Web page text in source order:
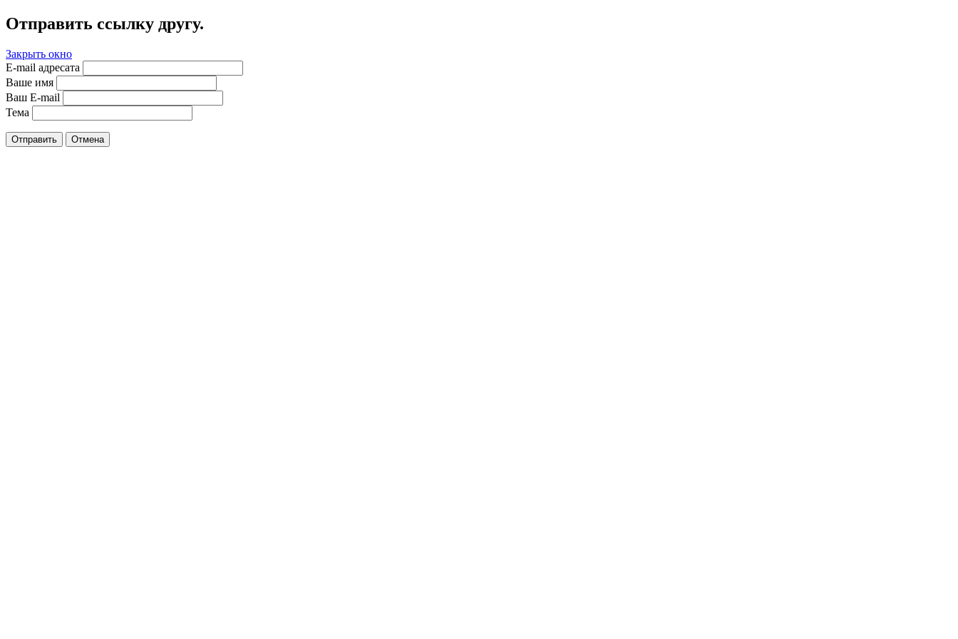
Отправить ссылку другу.
Закрыть окно
E-mail адресата
Ваше имя
Ваш E-mail
Тема
Отправить Отмена